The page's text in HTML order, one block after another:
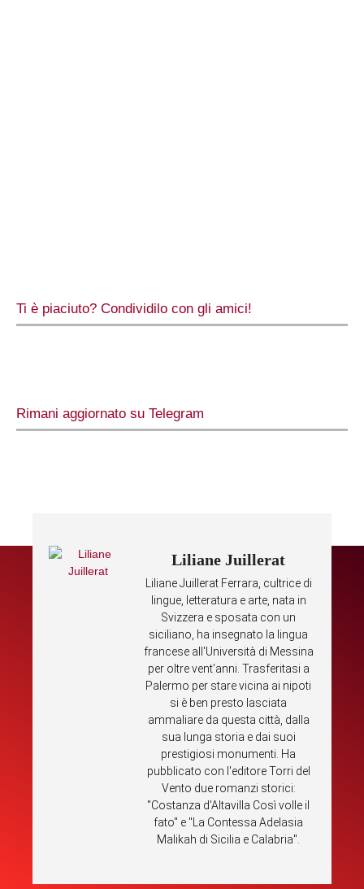
Ti è piaciuto? Condividilo con gli amici!
Rimani aggiornato su Telegram
Liliane Juillerat
Liliane Juillerat Ferrara, cultrice di
lingue, letteratura e arte, nata in
Svizzera e sposata con un
siciliano, ha insegnato la lingua
francese all'Università di Messina
per oltre vent'anni. Trasferitasi a
Palermo per stare vicina ai nipoti
si è ben presto lasciata
ammaliare da questa città, dalla
sua lunga storia e dai suoi
prestigiosi monumenti. Ha
pubblicato con l'editore Torri del
Vento due romanzi storici:
"Costanza d'Altavilla Così volle il
fato" e "La Contessa Adelasia
Malikah di Sicilia e Calabria".